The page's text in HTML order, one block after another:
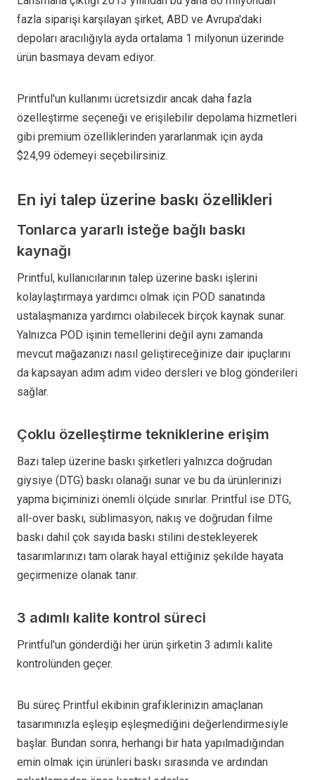
fazla siparişi karşılayan şirket, ABD ve Avrupa'daki
depoları aracılığıyla ayda ortalama 1 milyonun üzerinde
ürün basmaya devam ediyor.
Printful'un kullanımı ücretsizdir ancak daha fazla
özelleştirme seçeneği ve erişilebilir depolama hizmetleri
gibi premium özelliklerinden yararlanmak için ayda
$24,99 ödemeyi seçebilirsiniz.
En iyi talep üzerine baskı özellikleri
Tonlarca yararlı isteğe bağlı baskı
kaynağı
Printful, kullanıcılarının talep üzerine baskı işlerini
kolaylaştırmaya yardımcı olmak için POD sanatında
ustalaşmanıza yardımcı olabilecek birçok kaynak sunar.
Yalnızca POD işinin temellerini değil aynı zamanda
mevcut mağazanızı nasıl geliştireceğinize dair ipuçlarını
da kapsayan adım adım video dersleri ve blog gönderileri
sağlar.
Çoklu özelleştirme tekniklerine erişim
Bazı talep üzerine baskı şirketleri yalnızca doğrudan
giysiye (DTG) baskı olanağı sunar ve bu da ürünlerinizi
yapma biçiminizi önemli ölçüde sınırlar. Printful ise DTG,
all-over baskı, süblimasyon, nakış ve doğrudan filme
baskı dahil çok sayıda baskı stilini destekleyerek
tasarımlarınızı tam olarak hayal ettiğiniz şekilde hayata
geçirmenize olanak tanır.
3 adımlı kalite kontrol süreci
Printful'un gönderdiği her ürün şirketin 3 adımlı kalite
kontrolünden geçer.
Bu süreç Printful ekibinin grafiklerinizin amaçlanan
tasarımınızla eşleşip eşleşmediğini değerlendirmesiyle
başlar. Bundan sonra, herhangi bir hata yapılmadığından
emin olmak için ürünleri baskı sırasında ve ardından